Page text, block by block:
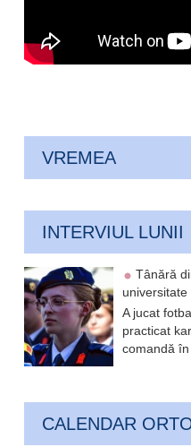
VREMEA
INTERVIUL LUNII
Tânără
universitate
A jucat
practicat
comandă în
CALENDAR